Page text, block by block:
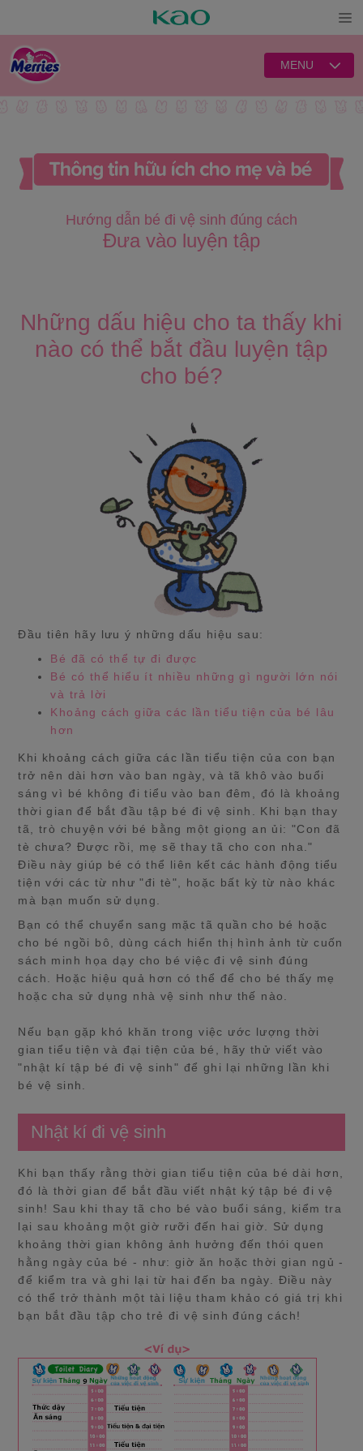
MENU
Hướng dẫn bé đi vệ sinh đúng cách
Đưa vào luyện tập
Những dấu hiệu cho ta thấy khi
nào có thể bắt đầu luyện tập
cho bé?
Đầu tiên hãy lưu ý những dấu hiệu sau:
Bé đã có thể tự đi được
Bé có thể hiểu ít nhiều những gì người lớn nói
và trả lời
Khoảng cách giữa các lần tiểu tiện của bé lâu
hơn
Khi khoảng cách giữa các lần tiểu tiện của con bạn
trở nên dài hơn vào ban ngày, và tã khô vào buổi
sáng vì bé không đi tiểu vào ban đêm, đó là khoảng
thời gian để bắt đầu tập bé đi vệ sinh. Khi bạn thay
tã, trò chuyện với bé bằng một giọng an ủi: "Con đã
tè chưa? Được rồi, mẹ sẽ thay tã cho con nha."
Điều này giúp bé có thể liên kết các hành động tiểu
tiện với các từ như "đi tè", hoặc bất kỳ từ nào khác
mà bạn muốn sử dụng.
Bạn có thể chuyển sang mặc tã quần cho bé hoặc
cho bé ngồi bô, dùng cách hiển thị hình ảnh từ cuốn
sách minh họa dạy cho bé việc đi vệ sinh đúng
cách. Hoặc hiệu quả hơn có thể để cho bé thấy mẹ
hoặc cha sử dụng nhà vệ sinh như thế nào.
Nếu bạn gặp khó khăn trong việc ước lượng thời
gian tiểu tiện và đại tiện của bé, hãy thử viết vào
"nhật kí tập bé đi vệ sinh" để ghi lại những lần khi
bé vệ sinh.
Nhật kí đi vệ sinh
Khi bạn thấy rằng thời gian tiểu tiện của bé dài hơn,
đó là thời gian để bắt đầu viết nhật ký tập bé đi vệ
sinh! Sau khi thay tã cho bé vào buổi sáng, kiểm tra
lại sau khoảng một giờ rưỡi đến hai giờ. Sử dụng
khoảng thời gian không ảnh hưởng đến thói quen
hằng ngày của bé - như: giờ ăn hoặc thời gian ngủ -
để kiểm tra và ghi lại từ hai đến ba ngày. Điều này
có thể trở thành một tài liệu tham khảo có giá trị khi
bạn bắt đầu tập cho trẻ đi vệ sinh đúng cách!